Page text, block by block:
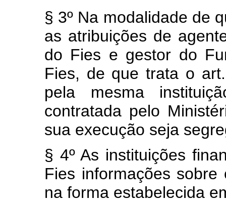
§ 3º Na modalidade de
as atribuições de
do Fies e gestor do
Fies, de que trata o
pela mesma
contratada pelo
sua execução seja
§ 4º As instituições
Fies informações sobre
na forma estabelecida